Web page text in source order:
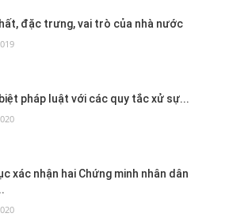
đặc trưng, vai trò của nhà nước
pháp luật với các quy tắc xử sự...
xác nhận hai Chứng minh nhân dân